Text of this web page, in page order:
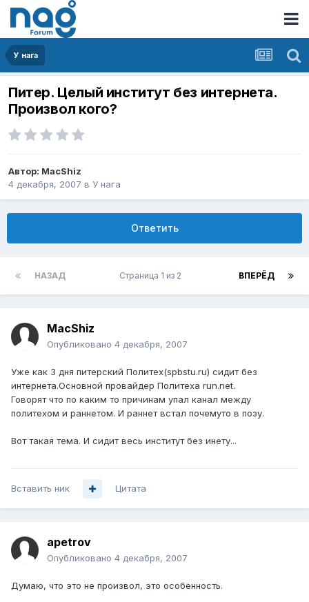
У нага
Питер. Целый институт без интернета.
Произвол кого?
Автор: MacShiz
4 декабря, 2007 в У нага
Ответить
НАЗАД ВПЕРЁД
Страница 1 из 2
MacShiz
Опубликовано 4 декабря, 2007
Уже как 3 дня питерский Политех(spbstu.ru) сидит без
интернета.Основной провайдер Политеха run.net.
Говорят что по каким то причинам упал канал между
политехом и раннетом. И раннет встал почемуто в позу.
Вот такая тема. И сидит весь институт без инету...
Вставить ник Цитата
apetrov
Опубликовано 4 декабря, 2007
Думаю, что это не произвол, это особенность.